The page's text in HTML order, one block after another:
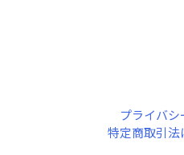
プライバ
特定商取引